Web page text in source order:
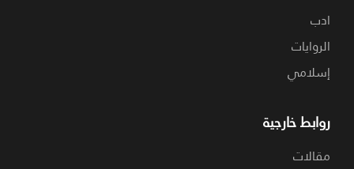
ادب
الروايات
إسلامي
روابط خارجية
مقالات